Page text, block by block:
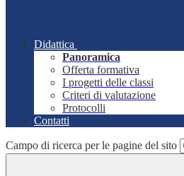
Didattica
Panoramica
Offerta formativa
I progetti delle classi
Criteri di valutazione
Protocolli
Contatti
Campo di ricerca per le pagine del sito